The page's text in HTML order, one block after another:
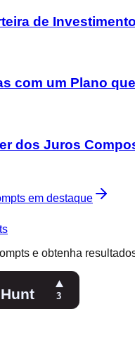
de
com um Plano
dos Juros
em destaque
e obtenha